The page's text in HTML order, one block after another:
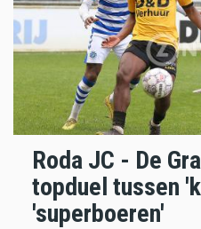
Roda JC - De
topduel tussen
'superboeren'